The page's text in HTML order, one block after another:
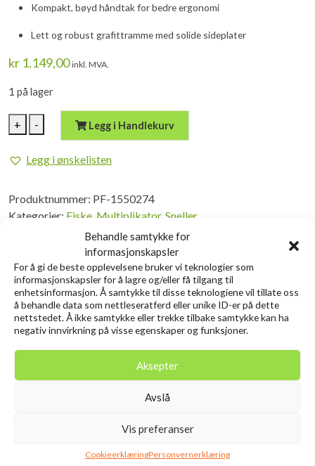
Behandle samtykke for
informasjonskapsler
For å gi de beste opplevelsene bruker vi teknologier som
informasjonskapsler for å lagre og/eller få tilgang til
enhetsinformasjon. Å samtykke til disse teknologiene vil tillate oss
å behandle data som nettleseratferd eller unike ID-er på dette
nettstedet. Å ikke samtykke eller trekke tilbake samtykke kan ha
negativ innvirkning på visse egenskaper og funksjoner.
Aksepter
Avslå
Vis preferanser
CookieerklæringPersonvernerklæring
Kompakt, bøyd håndtak for bedre ergonomi
Lett og robust grafittramme med solide sideplater
kr 1.149,00 inkl. MVA.
1 på lager
+
Abu
Garcia
X
OPS
LH
- Legg i Handlekurv
Legg i ønskelisten
Produktnummer: PF-1550274
Kategorier: Fiske Multiplikator, Sneller
Tilleggsinformasjon Informasjon
Tilleggsinformasjon
Produsent
Abu Garcia
Relaterte produkter